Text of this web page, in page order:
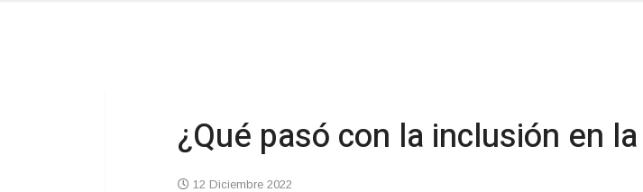
¿Qué pasó con la inclusión en
12 Diciembre 2022